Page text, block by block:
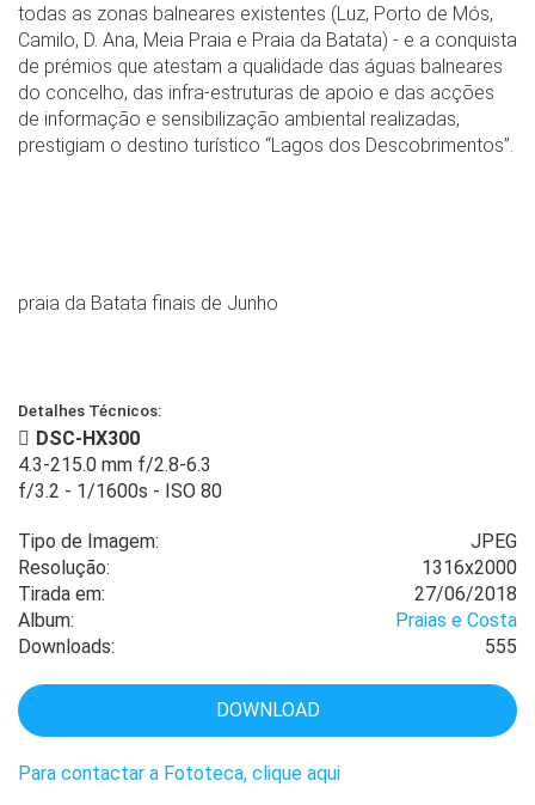
Detalhes Técnicos:
DSC-HX300
4.3-215.0 mm f/2.8-6.3
f/3.2 - 1/1600s - ISO 80
Tipo de Imagem:
JPEG
Resolução:
1316x2000
Tirada em:
27/06/2018
Album:
Praias e Costa
Downloads:
555
DOWNLOAD
Para contactar a Fototeca, clique aqui
todas as zonas balneares existentes (Luz, Porto de Mós,
Camilo, D. Ana, Meia Praia e Praia da Batata) - e a conquista
de prémios que atestam a qualidade das águas balneares
do concelho, das infra-estruturas de apoio e das acções
de informação e sensibilização ambiental realizadas,
prestigiam o destino turístico “Lagos dos Descobrimentos”.
praia da Batata finais de Junho